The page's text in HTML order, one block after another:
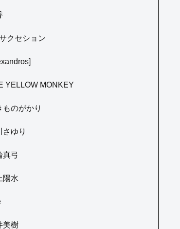
クセション
YELLOW MONKEY
ものがかり
さゆり
真弓
陽水
美樹